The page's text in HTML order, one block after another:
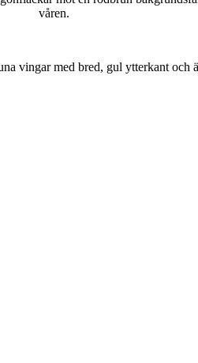
våren.
vingar med bred, gul ytterkant